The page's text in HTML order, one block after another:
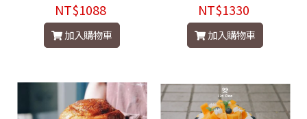
NT$1088
加入購物車
NT$1330
加入購物車